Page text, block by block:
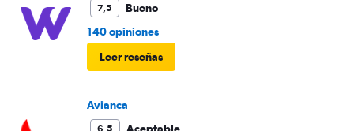
7,5
Bueno
140 opiniones
Leer reseñas
Avianca
6,5
Aceptable